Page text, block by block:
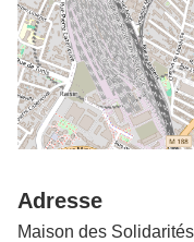
Adresse
Maison des